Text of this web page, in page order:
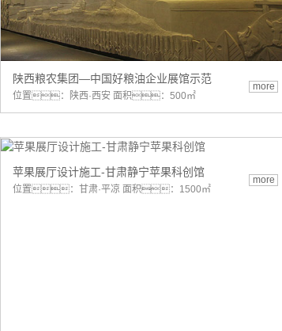
陕西粮农集团—中国好粮油企业展馆示范
位置：陕西·西安 面积：500㎡
more
苹果展厅设计施工-甘肃静宁苹果科创馆
位置：甘肃·平凉 面积：1500㎡
more